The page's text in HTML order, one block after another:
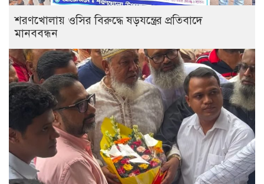
শরণখোলায় ওসির বিরুদ্ধে ষড়যন্ত্রের প্রতিবাদে
মানববন্ধন